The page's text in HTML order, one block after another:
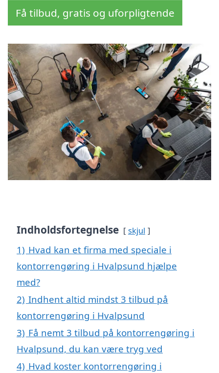
Få tilbud, gratis og uforpligtende
Indholdsfortegnelse skjul
1) Hvad kan et firma med speciale i
kontorrengøring i Hvalpsund hjælpe
med?
2) Indhent altid mindst 3 tilbud på
kontorrengøring i Hvalpsund
3) Få nemt 3 tilbud på kontorrengøring i
Hvalpsund, du kan være tryg ved
4) Hvad koster kontorrengøring i